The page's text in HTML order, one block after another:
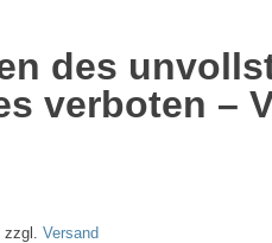
des
verboten –
zzgl. Versand